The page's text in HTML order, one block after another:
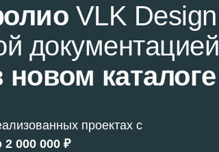
VLK Design
документацией
новом каталоге
проектах с
2 000 000 ₽